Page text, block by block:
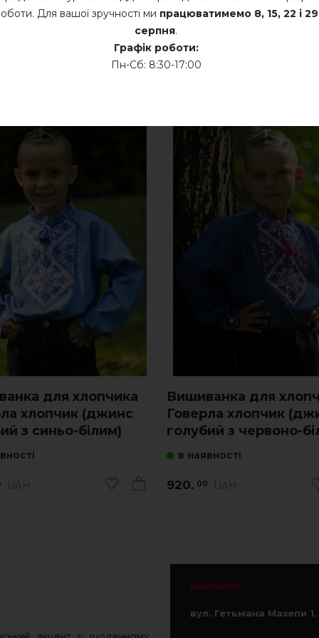
для хлопчика
хлопчик (джинс
з синьо-білим)
UAH
Вишиванка для
Говерла хлопчик
голубий з червоно-
в наявності
920. 00 UAH
Суха хімчистка
Сушити у розкладеному стані
Сушити розвішеними
акцент у щоденному
МАГАЗИН
вул. Гетьмана Мазепи 1,
Для вашої зручності ми працюватимемо 8, 15, 22 і 29
серпня.
Графік роботи:
Пн-Сб: 8:30-17:00